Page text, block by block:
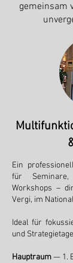
gemeinsam
Ein
für
Workshops –
Vergi, im
Ideal für
und
Hauptraum— 1.